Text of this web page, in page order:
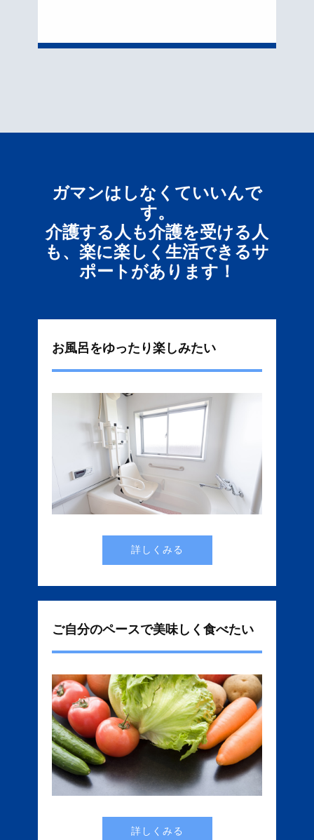
ガマンはしなくていいんで
す。
介護する人も介護を受ける人
も、楽に楽しく生活できるサ
ポートがあります！
お風呂をゆったり楽しみたい
詳しくみる
ご自分のペースで美味しく食べたい
詳しくみる